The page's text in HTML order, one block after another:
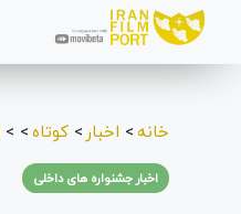
خانه> اخبار> کوتاه>
>
اخبار جشنواره های داخلی